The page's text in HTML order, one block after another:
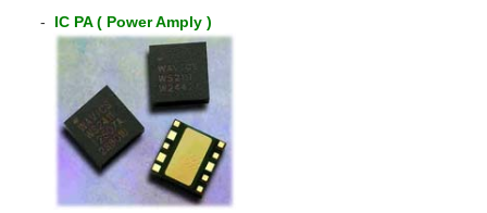
- IC PA ( Power Amply )